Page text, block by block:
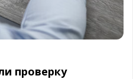
проверку